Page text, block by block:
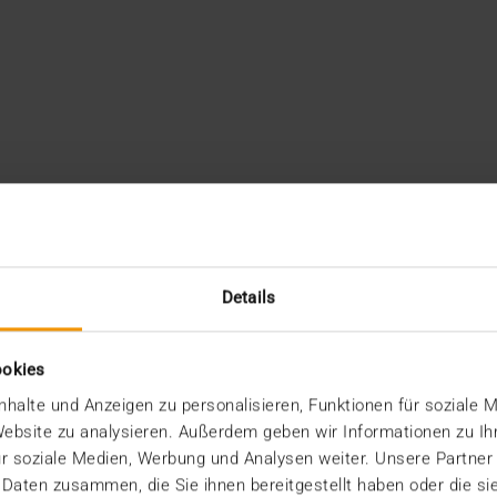
Details
und Anzeigen zu personalisieren, Funktionen für soziale
zu analysieren. Außerdem geben wir Informationen zu
soziale Medien, Werbung und Analysen weiter. Unsere
zusammen, die Sie ihnen bereitgestellt haben oder die